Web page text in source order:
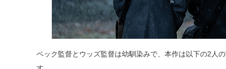
ベック監督とウッズ監督は幼馴染みで、本作は以下の2人